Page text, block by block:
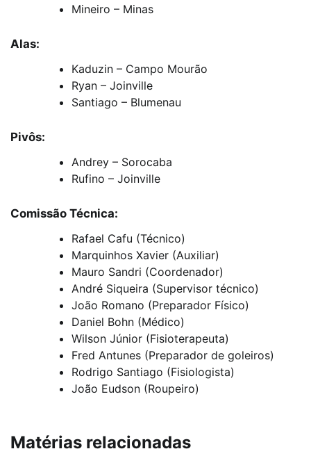
Mineiro – Minas
Alas:
Kaduzin – Campo Mourão
Ryan – Joinville
Santiago – Blumenau
Pivôs:
Andrey – Sorocaba
Rufino – Joinville
Comissão Técnica:
Rafael Cafu (Técnico)
Marquinhos Xavier (Auxiliar)
Mauro Sandri (Coordenador)
André Siqueira (Supervisor técnico)
João Romano (Preparador Físico)
Daniel Bohn (Médico)
Wilson Júnior (Fisioterapeuta)
Fred Antunes (Preparador de goleiros)
Rodrigo Santiago (Fisiologista)
João Eudson (Roupeiro)
Matérias relacionadas